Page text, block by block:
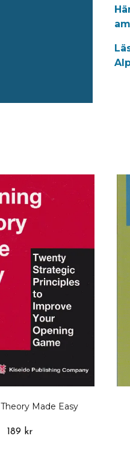
Made Easy
189 kr